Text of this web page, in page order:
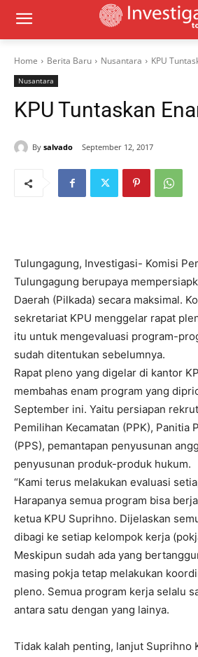
Home Berita Baru Nusantara KPU
Nusantara
KPU Tuntaskan
By salvado September 12, 2017
Tulungagung, Investigasi- Komisi
Tulungagung berupaya
Daerah (Pilkada) secara maksimal.
sekretariat KPU menggelar rapat
itu untuk mengevaluasi program-
sudah ditentukan sebelumnya.
Rapat pleno yang digelar di kantor
membahas enam program yang
September ini. Yaitu persiapan
Pemilihan Kecamatan (PPK), Panitia
(PPS), pemantapan penyusunan
penyusunan produk-produk hukum.
“Kami terus melakukan evaluasi
Harapanya semua program bisa
ketua KPU Suprihno. Dijelaskan
dibagi ke setiap kelompok kerja
Meskipun sudah ada yang
masing pokja tetap melakukan
pleno. Semua program kerja selalu
antara satu dengan yang lainya.
Tidak kalah penting, lanjut Suprihno